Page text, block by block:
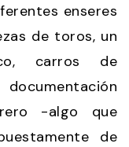
enseres
de toros, un
carros de
-algo que
de